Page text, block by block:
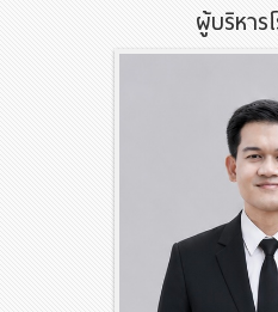
ผู้บริหาร